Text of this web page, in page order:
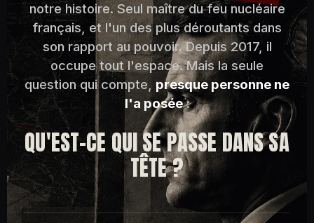
notre histoire. Seul maître du feu nucléaire
français, et l'un des plus déroutants dans
son rapport au pouvoir. Depuis 2017, il
occupe tout l'espace. Mais la seule
question qui compte, presque personne ne
l'a posée:
QU'EST-CE QUI SE PASSEDANS SA
TÊTE ?